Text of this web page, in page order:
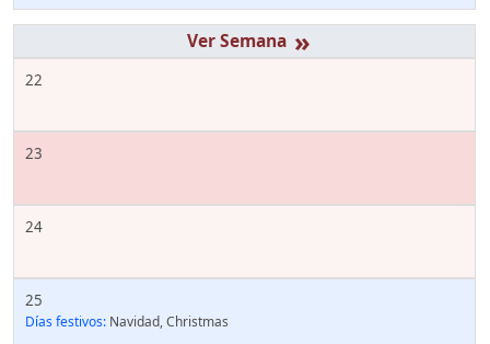
»
22
23
24
25
Días festivos: Navidad, Christmas